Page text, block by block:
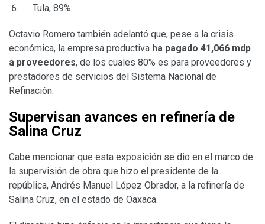
Tula, 89%
Octavio Romero también adelantó que, pese a la crisis
económica, la empresa productiva ha pagado 41,066 mdp
a proveedores, de los cuales 80% es para proveedores y
prestadores de servicios del Sistema Nacional de
Refinación.
Supervisan avances en refinería de
Salina Cruz
Cabe mencionar que esta exposición se dio en el marco de
la supervisión de obra que hizo el presidente de la
república, Andrés Manuel López Obrador, a la refinería de
Salina Cruz, en el estado de Oaxaca.